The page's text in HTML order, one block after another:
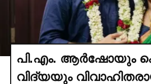
പി.എം. ആര്‍ഷോയും
വിദ്യയും